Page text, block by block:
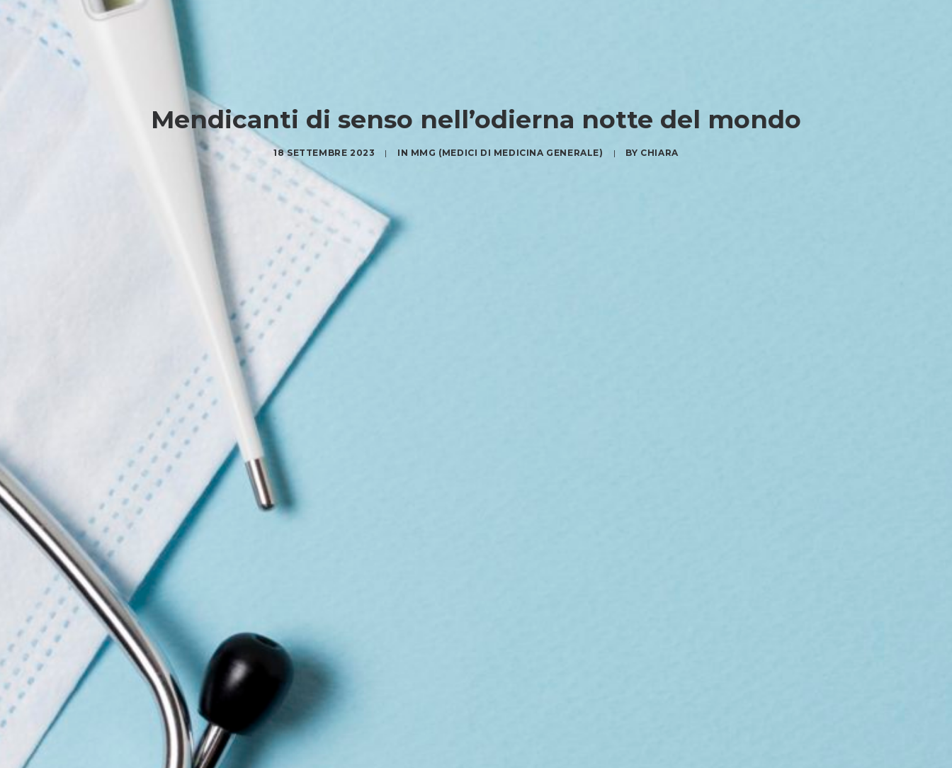
Mendicanti di senso nell’odierna notte del mondo
18 SETTEMBRE 2023 | IN MMG (MEDICI DI MEDICINA GENERALE) | BY CHIARA